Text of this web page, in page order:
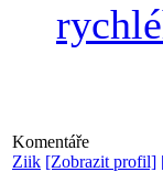
Komentáře
Ziik [Zobrazit profil]